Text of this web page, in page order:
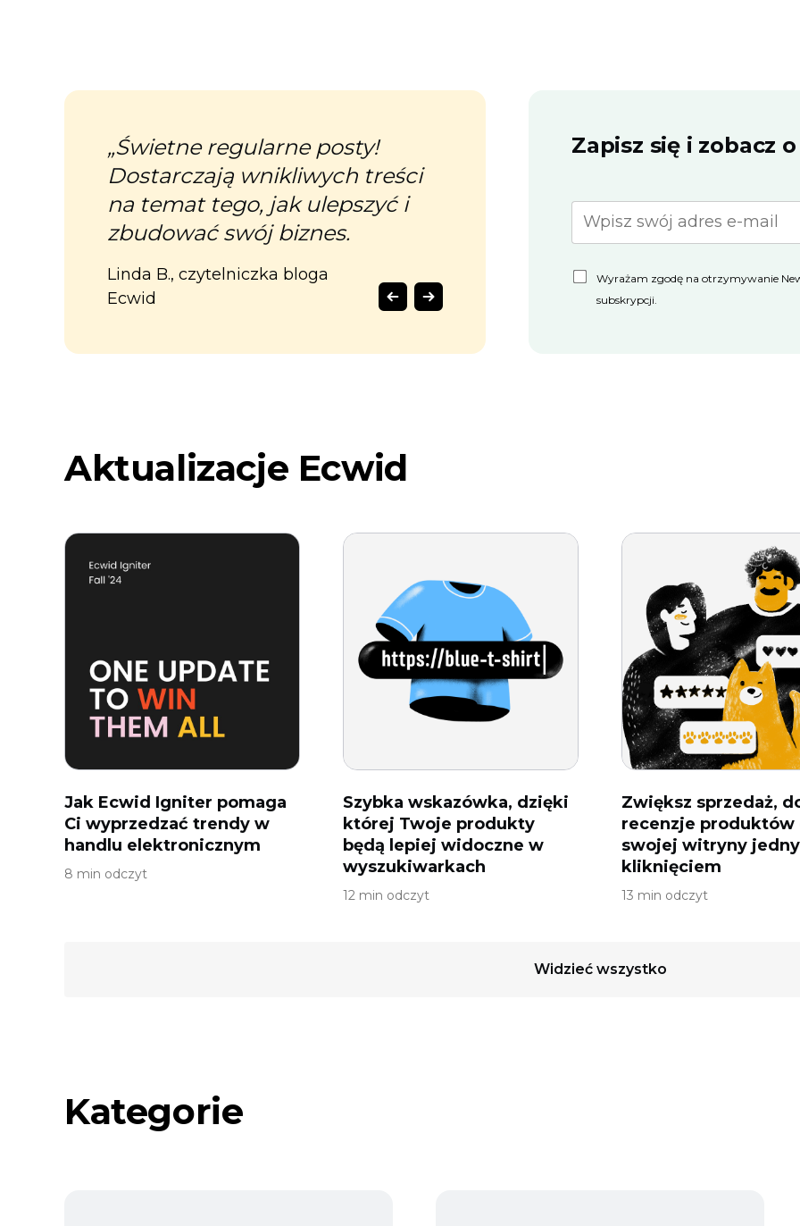
„Świetne regularne posty!
Dostarczają wnikliwych treści
na temat tego, jak ulepszyć i
zbudować swój biznes.
Linda B., czytelniczka bloga
Ecwid
„Uwielbiam treść bloga i
Courtney, sprzedawca Ecwid
Zapisz się i zobacz
Wyrażam zgodę na otrzymywanie
subskrypcji.
Aktualizacje Ecwid
Jak Ecwid Igniter pomaga
Ci wyprzedzać trendy w
handlu elektronicznym
8 min odczyt
Szybka wskazówka, dzięki
której Twoje produkty
będą lepiej widoczne w
wyszukiwarkach
12 min odczyt
Zwiększ sprzedaż,
recenzje produktów
swojej witryny
kliknięciem
13 min odczyt
Widzieć wszystko
Kategorie